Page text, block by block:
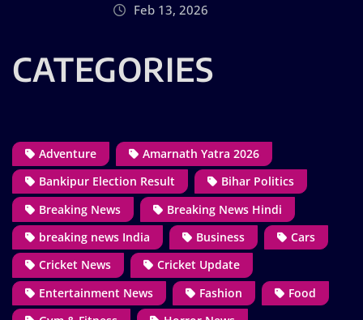
Feb 13, 2026
CATEGORIES
Adventure
Amarnath Yatra 2026
Bankipur Election Result
Bihar Politics
Breaking News
Breaking News Hindi
breaking news India
Business
Cars
Cricket News
Cricket Update
Entertainment News
Fashion
Food